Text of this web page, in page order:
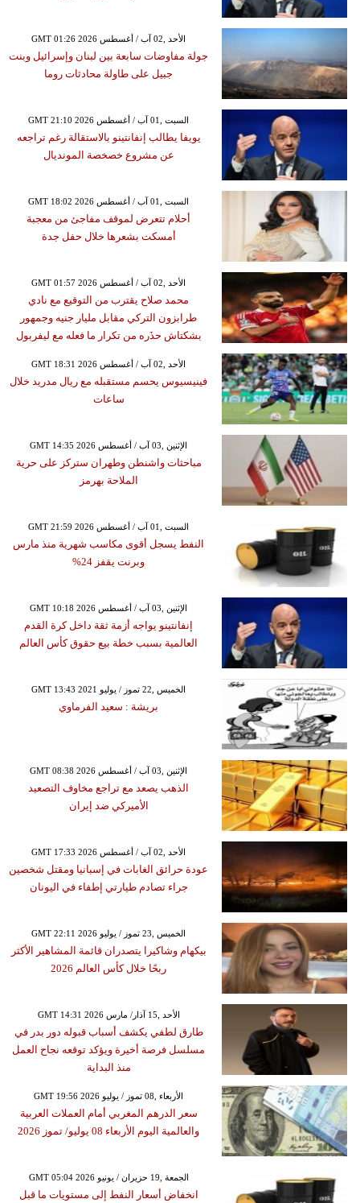
GMT 01:26 2026 الأحد ,02 آب / أغسطس
جولة مفاوضات سابعة بين لبنان وإسرائيل وبنت
جبيل على طاولة محادثات روما
GMT 21:10 2026 السبت ,01 آب / أغسطس
يويفا يطالب إنفانتينو بالاستقالة رغم تراجعه
عن مشروع خصخصة المونديال
GMT 18:02 2026 السبت ,01 آب / أغسطس
أحلام تتعرض لموقف مفاجئ من معجبة
أمسكت بشعرها خلال حفل جدة
GMT 01:57 2026 الأحد ,02 آب / أغسطس
محمد صلاح يقترب من التوقيع مع نادي
طرابزون التركي مقابل مليار جنيه وجمهور
بشكتاش حذَره من تكرار ما فعله مع ليفربول
GMT 18:31 2026 الأحد ,02 آب / أغسطس
فينيسيوس يحسم مستقبله مع ريال مدريد خلال
ساعات
GMT 14:35 2026 الإثنين ,03 آب / أغسطس
مباحثات واشنطن وطهران ستركز على حرية
الملاحة بهرمز
GMT 21:59 2026 السبت ,01 آب / أغسطس
النفط يسجل أقوى مكاسب شهرية منذ مارس
وبرنت يقفز 24%
GMT 10:18 2026 الإثنين ,03 آب / أغسطس
إنفانتينو يواجه أزمة ثقة داخل كرة القدم
العالمية بسبب خطة بيع حقوق كأس العالم
GMT 13:43 2021 الخميس ,22 تموز / يوليو
بريشة : سعيد الفرماوي
GMT 08:38 2026 الإثنين ,03 آب / أغسطس
الذهب يصعد مع تراجع مخاوف التصعيد
الأميركي ضد إيران
GMT 17:33 2026 الأحد ,02 آب / أغسطس
عودة حرائق الغابات في إسبانيا ومقتل شخصين
جراء تصادم طيارتي إطفاء في اليونان
GMT 22:11 2026 الخميس ,23 تموز / يوليو
بيكهام وشاكيرا يتصدران قائمة المشاهير الأكثر
ربحًا خلال كأس العالم 2026
GMT 14:31 2026 الأحد ,15 آذار/ مارس
طارق لطفي يكشف أسباب قبوله دور بدر في
مسلسل فرصة أخيرة ويؤكد توقعه نجاح العمل
منذ البداية
GMT 19:56 2026 الأربعاء ,08 تموز / يوليو
سعر الدرهم المغربي أمام العملات العربية
والعالمية اليوم الأربعاء 08 يوليو/ تموز 2026
GMT 05:04 2026 الجمعة ,19 حزيران / يونيو
انخفاض أسعار النفط إلى مستويات ما قبل